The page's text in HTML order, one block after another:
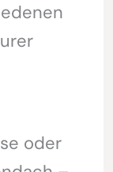
oder